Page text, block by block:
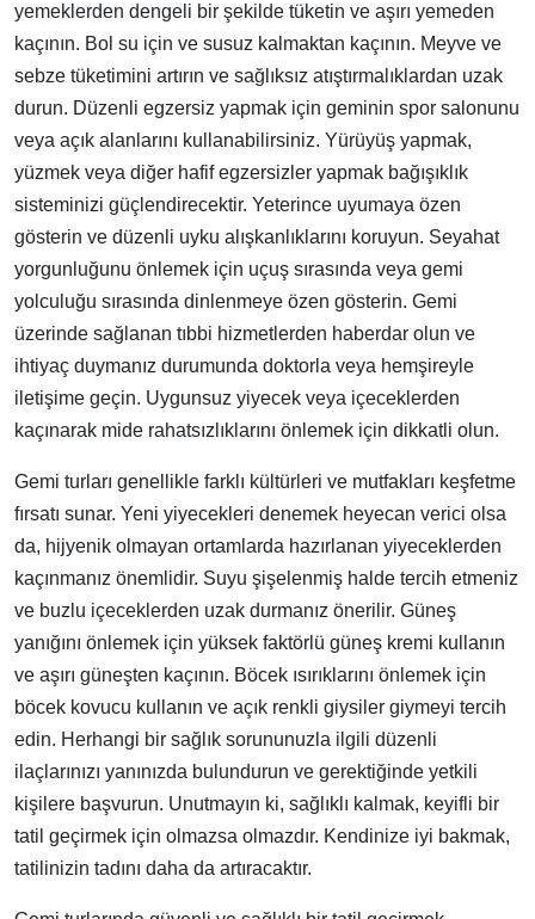
yemeklerden dengeli bir şekilde tüketin ve aşırı yemeden
kaçının. Bol su için ve susuz kalmaktan kaçının. Meyve ve
sebze tüketimini artırın ve sağlıksız atıştırmalıklardan uzak
durun. Düzenli egzersiz yapmak için geminin spor salonunu
veya açık alanlarını kullanabilirsiniz. Yürüyüş yapmak,
yüzmek veya diğer hafif egzersizler yapmak bağışıklık
sisteminizi güçlendirecektir. Yeterince uyumaya özen
gösterin ve düzenli uyku alışkanlıklarını koruyun. Seyahat
yorgunluğunu önlemek için uçuş sırasında veya gemi
yolculuğu sırasında dinlenmeye özen gösterin. Gemi
üzerinde sağlanan tıbbi hizmetlerden haberdar olun ve
ihtiyaç duymanız durumunda doktorla veya hemşireyle
iletişime geçin. Uygunsuz yiyecek veya içeceklerden
kaçınarak mide rahatsızlıklarını önlemek için dikkatli olun.
Gemi turları genellikle farklı kültürleri ve mutfakları keşfetme
fırsatı sunar. Yeni yiyecekleri denemek heyecan verici olsa
da, hijyenik olmayan ortamlarda hazırlanan yiyeceklerden
kaçınmanız önemlidir. Suyu şişelenmiş halde tercih etmeniz
ve buzlu içeceklerden uzak durmanız önerilir. Güneş
yanığını önlemek için yüksek faktörlü güneş kremi kullanın
ve aşırı güneşten kaçının. Böcek ısırıklarını önlemek için
böcek kovucu kullanın ve açık renkli giysiler giymeyi tercih
edin. Herhangi bir sağlık sorununuzla ilgili düzenli
ilaçlarınızı yanınızda bulundurun ve gerektiğinde yetkili
kişilere başvurun. Unutmayın ki, sağlıklı kalmak, keyifli bir
tatil geçirmek için olmazsa olmazdır. Kendinize iyi bakmak,
tatilinizin tadını daha da artıracaktır.